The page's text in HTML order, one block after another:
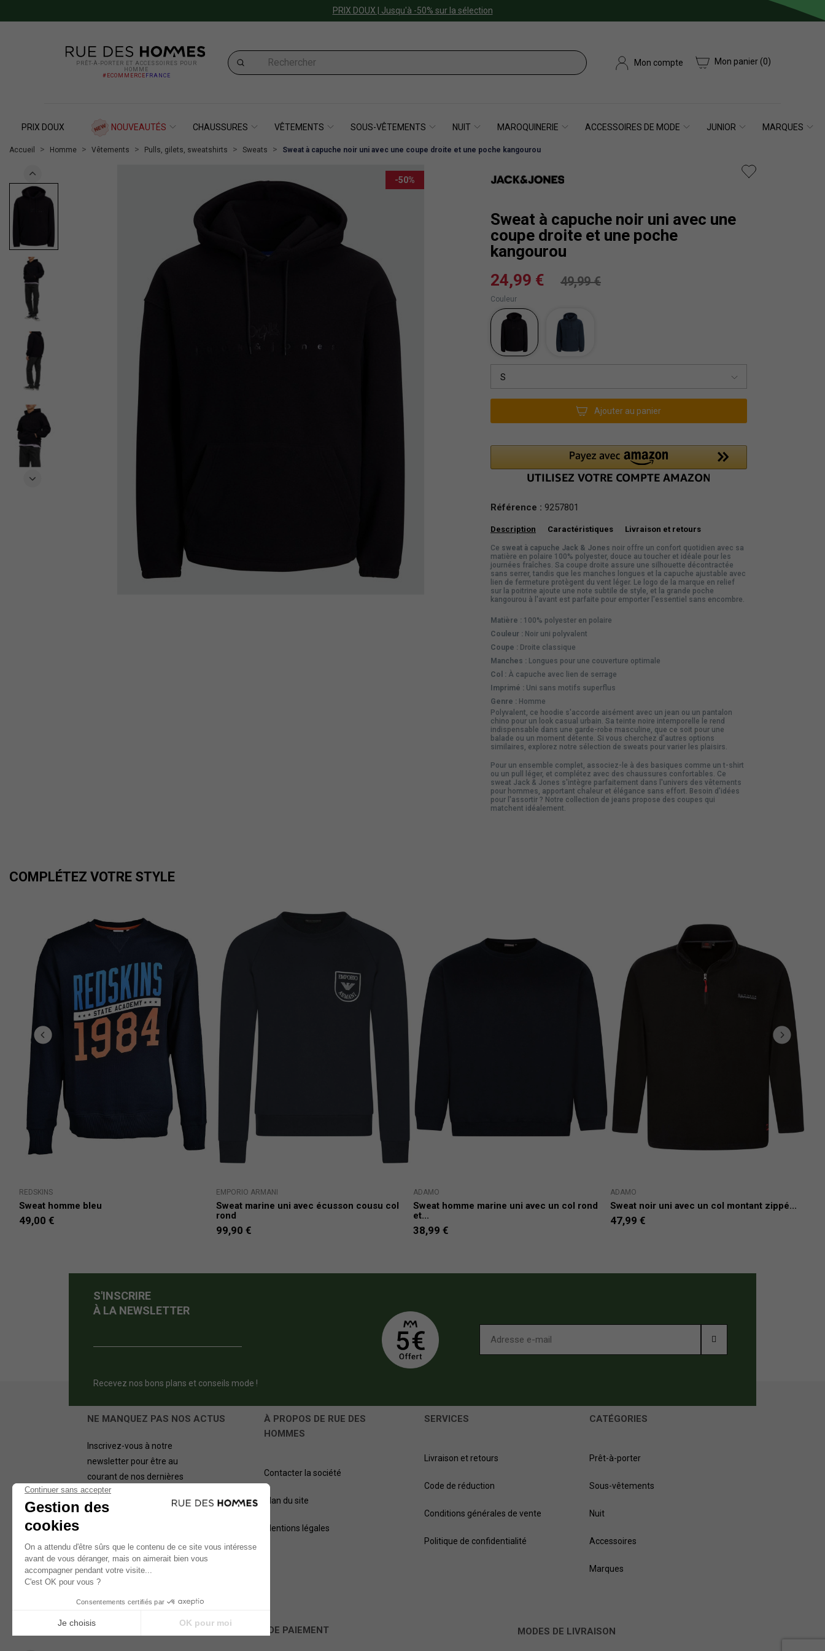
PRIX DOUX | Jusqu'à -50% sur la sélection
PRÊT-À-PORTER ET ACCESSOIRES POUR
HOMME
#ECOMMERCE FRANCE
Mon compte Mon panier (0)
PRIX DOUX NOUVEAUTÉS CHAUSSURES VÊTEMENTS SOUS-VÊTEMENTS NUIT MAROQUINERIE ACCESSOIRES DE MODE JUNIOR MARQUES
Accueil Homme Vêtements Pulls, gilets, sweatshirts Sweats Sweat à capuche noir uni avec une coupe droite et une poche kangourou
-50%
Sweat à capuche noir uni avec une
coupe droite et une poche
kangourou
24,99 €
49,99 €
Couleur
S
Ajouter au panier
Référence : 9257801
Description Caractéristiques Livraison et retours
Ce sweat à capuche Jack & Jones noir offre un confort quotidien avec sa
matière en polaire 100% polyester, douce au toucher et idéale pour les
journées fraîches. Sa coupe droite assure une silhouette décontractée
sans serrer, tandis que les manches longues et la capuche ajustable avec
lien de fermeture protègent du vent léger. Le logo de la marque en relief
sur la poitrine ajoute une note subtile de style, et la grande poche
kangourou à l'avant est parfaite pour emporter l'essentiel sans encombre.
Matière :100% polyester en polaire
Couleur :Noir uni polyvalent
Coupe :Droite classique
Manches :Longues pour une couverture optimale
Col :À capuche avec lien de serrage
Imprimé :Uni sans motifs superflus
Genre :Homme
Polyvalent, ce hoodie s'accorde aisément avec un jean ou un pantalon
chino pour un look casual urbain. Sa teinte noire intemporelle le rend
indispensable dans une garde-robe masculine, que ce soit pour une
balade ou un moment détente. Si vous cherchez d'autres options
similaires, explorez notre sélection de sweats pour varier les plaisirs.
Pour un ensemble complet, associez-le à des basiques comme un t-shirt
ou un pull léger, et complétez avec des chaussures confortables. Ce
sweat Jack & Jones s'intègre parfaitement dans l'univers des vêtements
pour hommes, apportant chaleur et élégance sans effort. Besoin d'idées
pour l'assortir ? Notre collection de jeans propose des coupes qui
matchent idéalement.
COMPLÉTEZ VOTRE STYLE
REDSKINS
Sweat homme bleu
49,00 €
EMPORIO ARMANI
Sweat marine uni avec écusson cousu col
rond
99,90 €
ADAMO
Sweat homme marine uni avec un col rond
et...
38,99 €
ADAMO
Sweat noir uni avec un col montant zippé...
47,99 €
S'INSCRIRE
À LA NEWSLETTER
Recevez nos bons plans et conseils mode !
NE MANQUEZ PAS NOS ACTUS
Inscrivez-vous à notre
newsletter pour être au
courant de nos dernières
offres.
À PROPOS DE RUE DES
HOMMES
Contacter la société
Plan du site
Mentions légales
SERVICES
Livraison et retours
Code de réduction
Conditions générales de vente
Politique de confidentialité
CATÉGORIES
Prêt-à-porter
Sous-vêtements
Nuit
Accessoires
Marques
NOS MÉTHODES DE PAIEMENT MODES DE LIVRAISON